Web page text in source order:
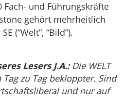
Fach- und Führungskräfte
gehört mehrheitlich
(“Welt”, “Bild”).
Lesers J.A.:Die WELT
zu Tag bekloppter. Sind
und nur auf